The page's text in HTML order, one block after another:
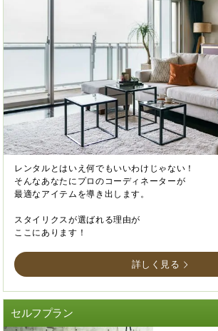
レンタルとはいえ何でもいいわけじゃない！
そんなあなたにプロのコーディネーターが
最適なアイテムを導き出します。
スタイリクスが選ばれる理由が
ここにあります！
詳しく見る
セルフプラン